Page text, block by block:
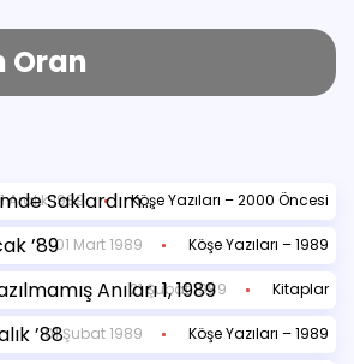
Oran
Saklardım…
Aralık 1989 Köşe Yazıları – 2000 Öncesi
’8901 Mart 1989 Köşe Yazıları – 1989
Anıları 1, 1989
21 Şubat 1989 Kitaplar
’88
01 Şubat 1989 Köşe Yazıları – 1989